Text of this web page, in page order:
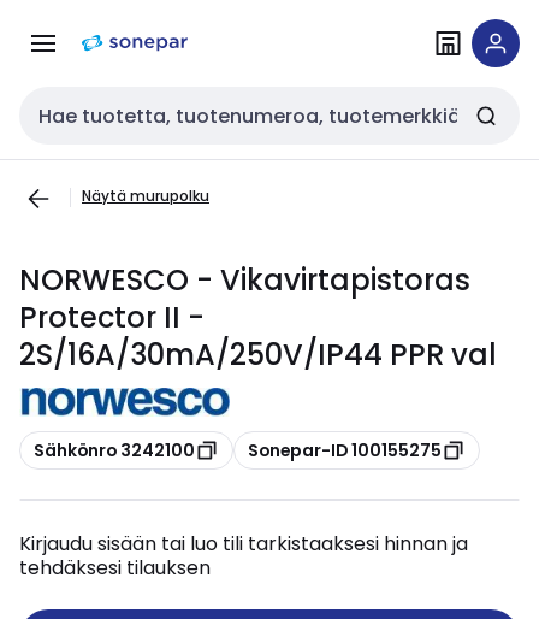
navigointiinsisältöön
Haku
Näytä murupolku
NORWESCO - Vikavirtapistoras
Protector II -
2S/16A/30mA/250V/IP44 PPR val
Kopioi
Sähkönro 3242100 Kopioi
Sonepar-ID 100155275
Kirjaudu sisään tai luo tili tarkistaaksesi hinnan ja
tehdäksesi tilauksen